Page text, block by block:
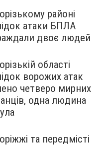
районі
атаки БПЛА
двоє людей
області
ворожих атак
четверо мирних
одна людина
та передмісті